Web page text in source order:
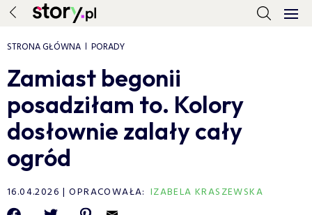
STRONA GŁÓWNA PORADY
Zamiast begonii
posadziłam to. Kolory
dosłownie zalały cały
ogród
16.04.2026 OPRACOWAŁA: IZABELA KRASZEWSKA